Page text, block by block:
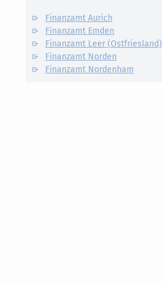
Finanzamt Aurich
Finanzamt Emden
Finanzamt Leer (Ostfriesland)
Finanzamt Norden
Finanzamt Nordenham